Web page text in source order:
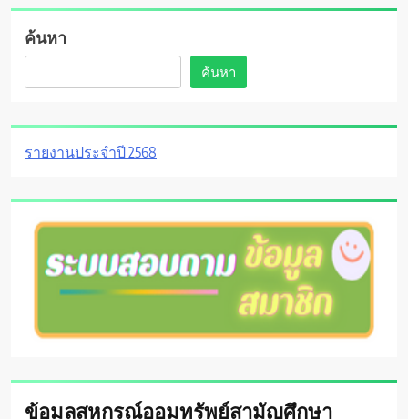
ค้นหา
ค้นหา
รายงานประจำปี 2568
ข้อมูลสหกรณ์ออมทรัพย์สามัญศึกษา